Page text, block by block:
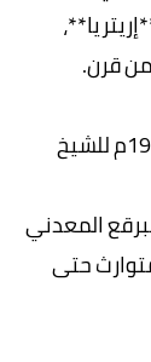
قرن.
المعدني
حتى